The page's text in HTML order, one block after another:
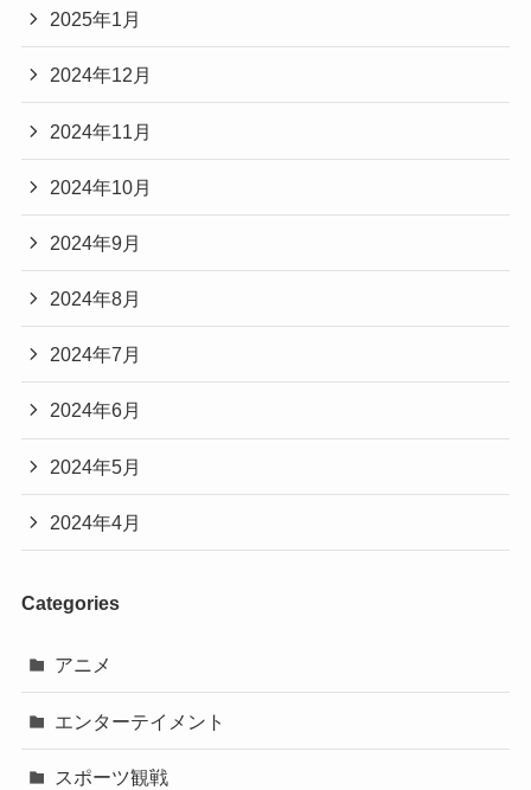
2025年1月
2024年12月
2024年11月
2024年10月
2024年9月
2024年8月
2024年7月
2024年6月
2024年5月
2024年4月
Categories
アニメ
エンターテイメント
スポーツ観戦